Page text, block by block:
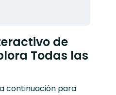
de
Todas las
continuación para